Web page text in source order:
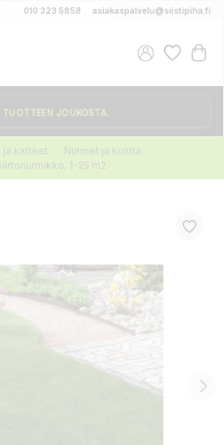
010 323 5858 asiakaspalvelu@siistipiha.fi
ja katteet
Nurmet ja kuntta
1-25 m2